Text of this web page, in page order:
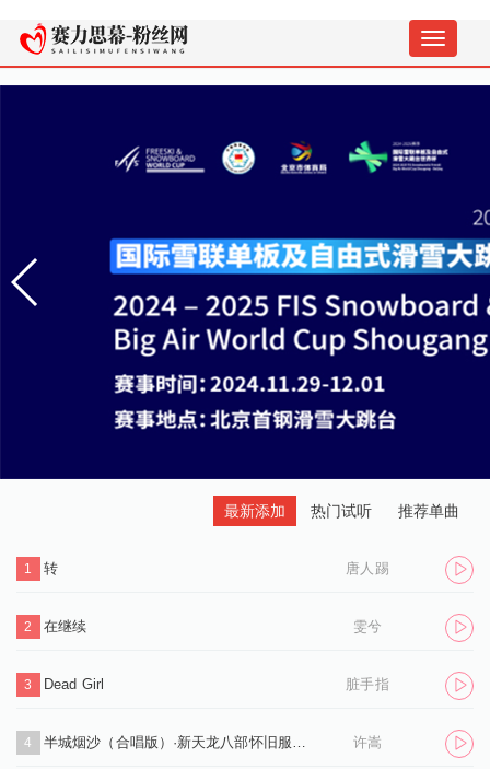
切
换
最新添加 热门试听 推荐单曲
1 转 唐人踢
2 在继续 雯兮
3 Dead Girl 脏手指
4 半城烟沙（合唱版）·新天龙八部怀旧服推广曲 许嵩